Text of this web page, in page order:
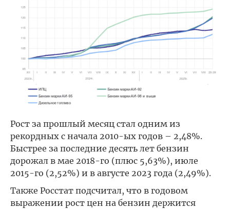
Рост за прошлый месяц стал одним из
рекордных с начала 2010-ых годов – 2,48%.
Быстрее за последние десять лет бензин
дорожал в мае 2018-го (плюс 5,63%), июле
2015-го (2,52%) и в августе 2023 года (2,49%).
Также Росстат подсчитал, что в годовом
выражении рост цен на бензин держится